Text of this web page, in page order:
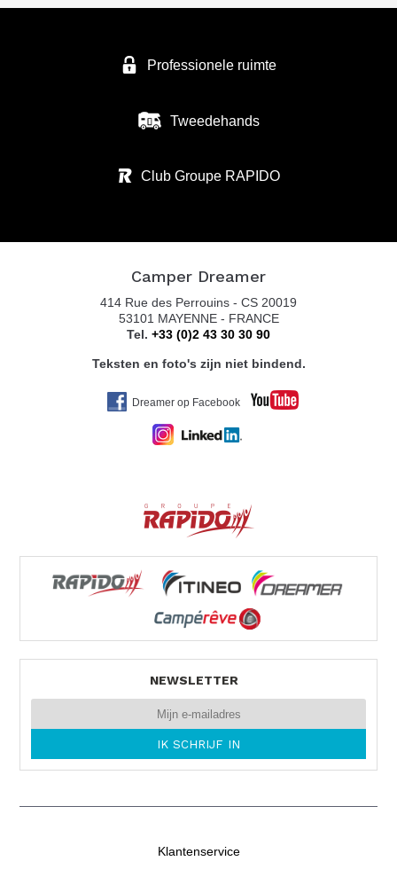
Professionele ruimte
Tweedehands
Club Groupe RAPIDO
Camper Dreamer
414 Rue des Perrouins - CS 20019
53101 MAYENNE - FRANCE
Tel. +33 (0)2 43 30 30 90
Teksten en foto's zijn niet bindend.
Dreamer op Facebook
NEWSLETTER
Klantenservice